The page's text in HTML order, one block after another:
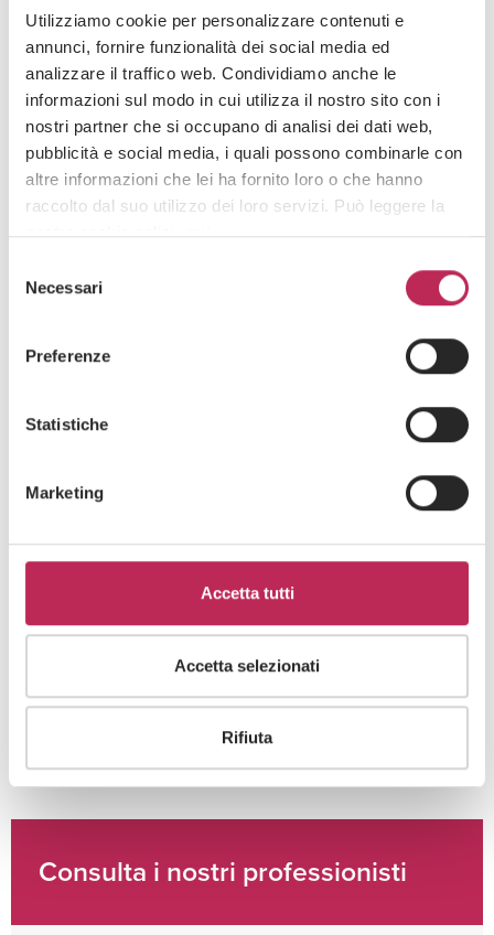
Utilizziamo cookie per personalizzare contenuti e
annunci, fornire funzionalità dei social media ed
analizzare il traffico web. Condividiamo anche le
informazioni sul modo in cui utilizza il nostro sito con i
nostri partner che si occupano di analisi dei dati web,
pubblicità e social media, i quali possono combinarle con
altre informazioni che lei ha fornito loro o che hanno
raccolto dal suo utilizzo dei loro servizi. Può leggere la
nostra cookie policyqui.
Attenzione: chiudendo questo banner, cliccando in
un’area sottostante o accedendo ad un’altra pagina del
delNecessari
Preferenze
Statistiche
Marketing
Accetta tutti
Accetta selezionati
Rifiuta
Area di interesse
dell'informativa della privacy
PressDiritto societario, M&A, Venture Capital,Venture Capital
03 · 06 · 2026
Come chiudere più velocemente i round
venture capital
Guarda tutti +
Consulta i nostri professionisti